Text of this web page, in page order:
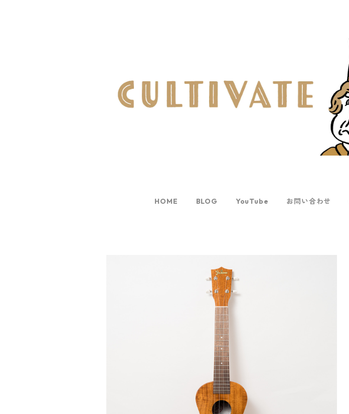
HOME BLOG YouTube お問い合わせ